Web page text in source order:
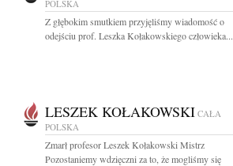
POLSKA
Z głębokim smutkiem przyjęliśmy wiadomość o
odejściu prof. Leszka Kołakowskiego człowieka...
LESZEK KOŁAKOWSKI CAŁA
POLSKA
Zmarł profesor Leszek Kołakowski Mistrz
Pozostaniemy wdzięczni za to, że mogliśmy się